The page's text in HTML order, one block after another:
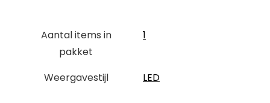
Aantal items in
pakket
‎1
Weergavestijl ‎LED